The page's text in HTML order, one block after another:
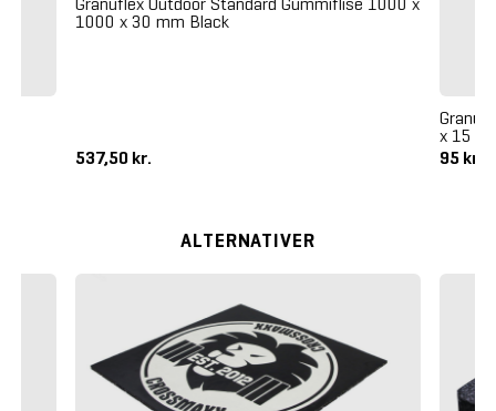
1000 x 30 mm Black
537,50 kr.
x 15
95 kr.
ALTERNATIVER